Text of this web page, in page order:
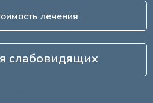
лечения
слабовидящих